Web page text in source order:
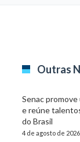
Outras
Senac
e reúne
do Brasil
4 de agosto de 2026